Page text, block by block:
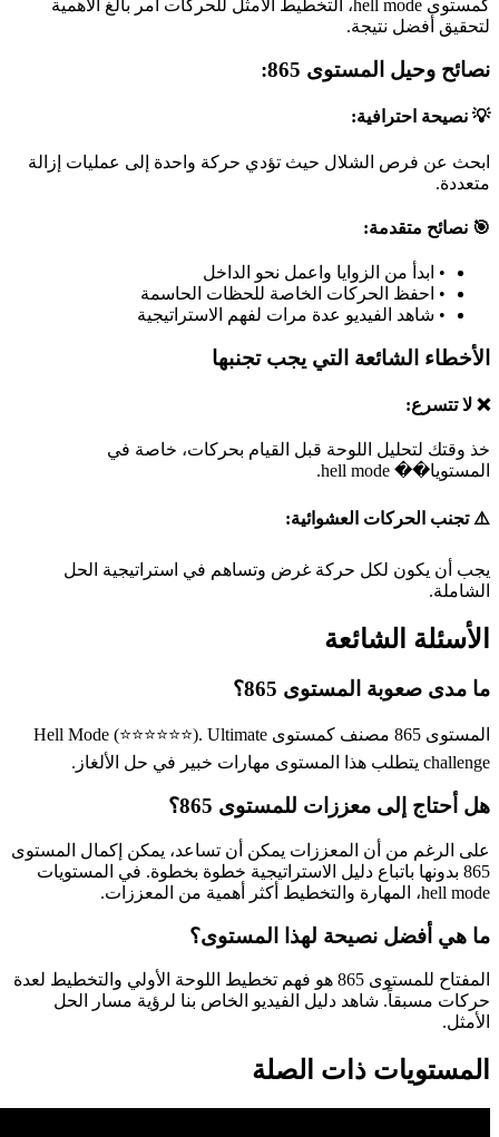
كمستوى hell mode، التخطيط الأمثل للحركات أمر بالغ الأهمية
لتحقيق أفضل نتيجة.
نصائح وحيل المستوى 865:
💡 نصيحة احترافية:
ابحث عن فرص الشلال حيث تؤدي حركة واحدة إلى عمليات إزالة
متعددة.
🎯 نصائح متقدمة:
• ابدأ من الزوايا واعمل نحو الداخل
• احفظ الحركات الخاصة للحظات الحاسمة
• شاهد الفيديو عدة مرات لفهم الاستراتيجية
الأخطاء الشائعة التي يجب تجنبها
❌ لا تتسرع:
خذ وقتك لتحليل اللوحة قبل القيام بحركات، خاصة في
المستويا�� hell mode.
⚠️ تجنب الحركات العشوائية:
يجب أن يكون لكل حركة غرض وتساهم في استراتيجية الحل
الشاملة.
الأسئلة الشائعة
ما مدى صعوبة المستوى 865؟
المستوى 865 مصنف كمستوى Hell Mode (⭐⭐⭐⭐⭐⭐). Ultimate
challenge يتطلب هذا المستوى مهارات خبير في حل الألغاز.
هل أحتاج إلى معززات للمستوى 865؟
على الرغم من أن المعززات يمكن أن تساعد، يمكن إكمال المستوى
865 بدونها باتباع دليل الاستراتيجية خطوة بخطوة. في المستويات
hell mode، المهارة والتخطيط أكثر أهمية من المعززات.
ما هي أفضل نصيحة لهذا المستوى؟
المفتاح للمستوى 865 هو فهم تخطيط اللوحة الأولي والتخطيط لعدة
حركات مسبقاً. شاهد دليل الفيديو الخاص بنا لرؤية مسار الحل
الأمثل.
المستويات ذات الصلة